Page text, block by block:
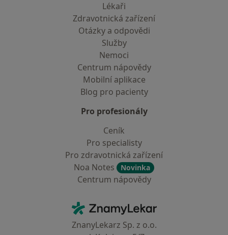
Lékaři
Zdravotnická zařízení
Otázky a odpovědi
Služby
Nemoci
Centrum nápovědy
Mobilní aplikace
Blog pro pacienty
Pro profesionály
Ceník
Pro specialisty
Pro zdravotnická zařízení
Noa Notes
Novinka
Centrum nápovědy
ZnamyLekar - Hlavní stránka
ZnanyLekarz Sp. z o.o.